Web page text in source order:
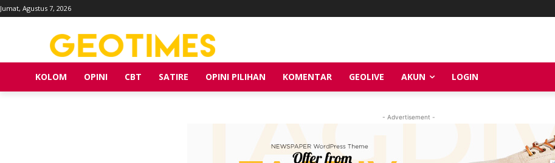
Jumat, Agustus 7, 2026
KOLOM OPINI CBT SATIRE OPINI PILIHAN KOMENTAR GEOLIVE AKUN LOGIN
- Advertisement -